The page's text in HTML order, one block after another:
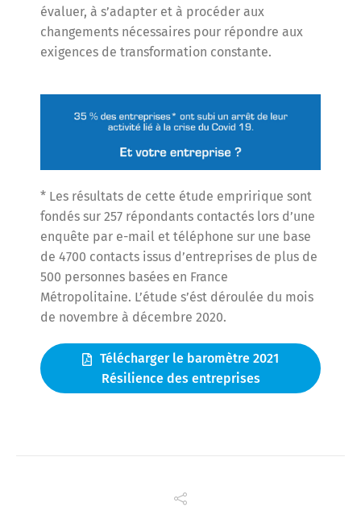
évaluer, à s’adapter et à procéder aux
changements nécessaires pour répondre aux
exigences de transformation constante.
* Les résultats de cette étude empririque sont
fondés sur 257 répondants contactés lors d’une
enquête par e-mail et téléphone sur une base
de 4700 contacts issus d’entreprises de plus de
500 personnes basées en France
Métropolitaine. L’étude s’ést déroulée du mois
de novembre à décembre 2020.
Télécharger le baromètre 2021
Résilience des entreprises